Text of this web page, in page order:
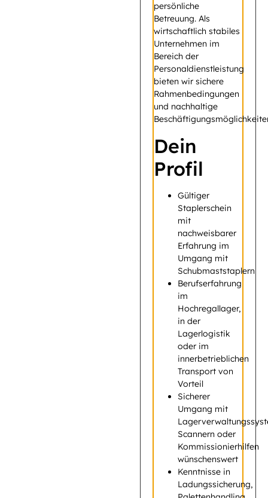
persönliche
Betreuung. Als
wirtschaftlich stabiles
Unternehmen im
Bereich der
Personaldienstleistung
bieten wir sichere
Rahmenbedingungen
und nachhaltige
Dein
Profil
Gültiger
Staplerschein
mit
nachweisbarer
Erfahrung im
Umgang mit
Schubmaststaplern
Berufserfahrung
im
Hochregallager,
in der
Lagerlogistik
oder im
innerbetrieblichen
Transport von
Vorteil
Sicherer
Umgang mit
Scannern oder
Kommissionierhilfen
wünschenswert
Kenntnisse in
Ladungssicherung,